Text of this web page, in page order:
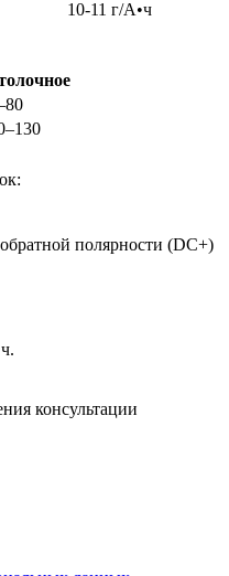
10-11 г/А•ч
полярности (DC+)
консультации